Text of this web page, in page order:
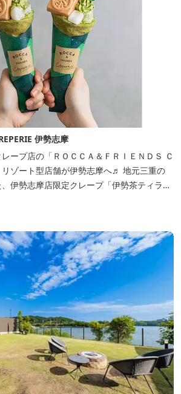
伊勢志摩
ープ店の「ＲＯＣＣＡ＆ＦＲＩＥＮＤＳ Ｃ
リゾート型店舗が伊勢志摩へ♬ 地元三重の
、伊勢志摩店限定クレープ「伊勢茶ティラミ
パフェ」のような創作クレープを味わえま
、期間限定クレープやドリンク種類も豊富
行の際にはぜひお立ち寄りいただければと思
ス...